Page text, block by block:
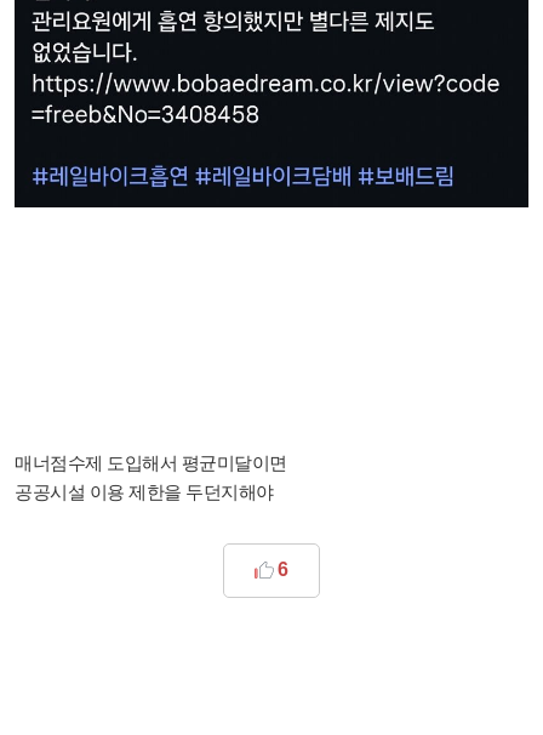
매너점수제 도입해서 평균미달이면
공공시설 이용 제한을 두던지해야
6